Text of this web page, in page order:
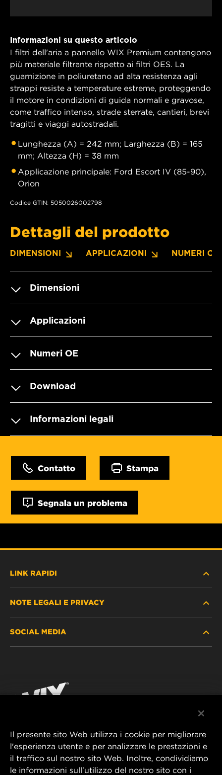
Informazioni su questo articolo
I filtri dell'aria a pannello WIX Premium contengono
più materiale filtrante rispetto ai filtri OES. La
guarnizione in poliuretano ad alta resistenza agli
strappi resiste a temperature estreme, proteggendo
il motore in condizioni di guida normali e gravose,
come traffico intenso, strade sterrate, cantieri, brevi
tragitti e viaggi autostradali.
Lunghezza (A) = 242 mm; Larghezza (B) = 165
mm; Altezza (H) = 38 mm
Applicazione principale: Ford Escort IV (85-90),
Orion
Codice GTIN: 5050026002798
Dettagli del prodotto
DIMENSIONI APPLICAZIONI NUMERI OE
Dimensioni
Applicazioni
Numeri OE
Download
Informazioni legali
Contatto Stampa
Segnala un problema
LINK RAPIDI
DOVE ACQUISTARE
CONTATTACI
NOTE LEGALI E PRIVACY
IMPRESSUM
SOCIAL MEDIA
YouTube
MANN+HUMMEL FT Poland
ul. Wrocławska 145,
Il presente sito Web utilizza i cookie per migliorare
l'esperienza utente e per analizzare le prestazioni e
il traffico sul nostro sito Web. Inoltre, condividiamo
le informazioni sull'utilizzo del nostro sito con i